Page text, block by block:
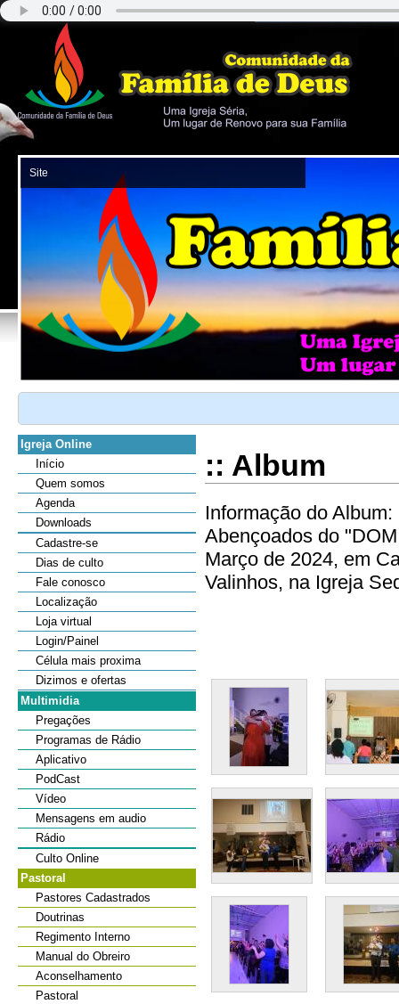
Igreja Online
Início
Quem somos
Agenda
Downloads
Cadastre-se
Dias de culto
Fale conosco
Localização
Loja virtual
Login/Painel
Célula mais proxima
Dizimos e ofertas
Multimidia
Pregações
Programas de Rádio
Aplicativo
PodCast
Vídeo
Mensagens em audio
Rádio
Culto Online
Pastoral
Pastores Cadastrados
Doutrinas
Regimento Interno
Manual do Obreiro
Aconselhamento
Pastoral
:: Album
Informação do Album:
Abençoados do
Março de 2024, em
Valinhos, na Igreja